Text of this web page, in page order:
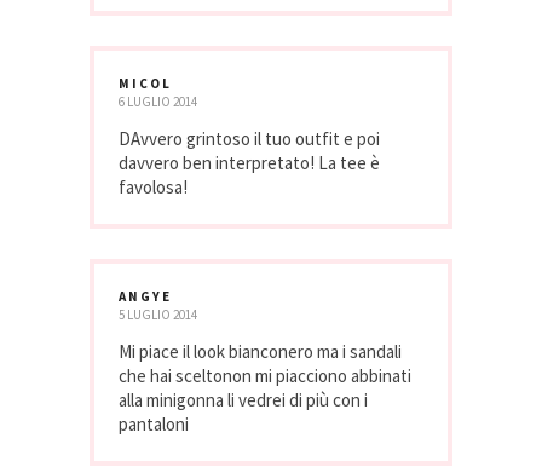
MICOL
6 LUGLIO 2014
DAvvero grintoso il tuo outfit e poi
davvero ben interpretato! La tee è
favolosa!
ANGYE
5 LUGLIO 2014
Mi piace il look bianconero ma i sandali
che hai sceltonon mi piacciono abbinati
alla minigonna li vedrei di più con i
pantaloni